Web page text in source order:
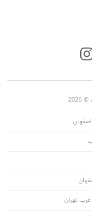
تهران